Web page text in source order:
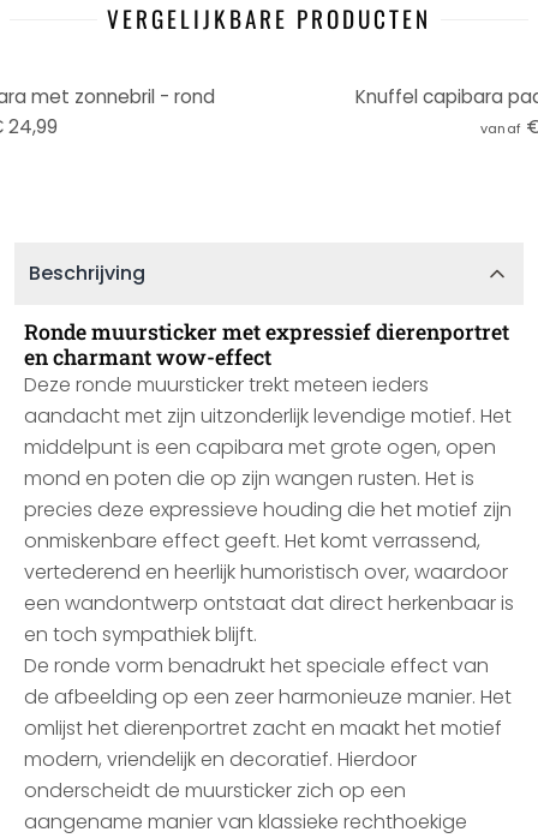
VERGELIJKBARE PRODUCTEN
met zonnebril - rond
24,99
Knuffel capibara
vanaf
Beschrijving
Ronde muursticker met expressief dierenportret
en charmant wow-effect
Deze ronde muursticker trekt meteen ieders
aandacht met zijn uitzonderlijk levendige motief. Het
middelpunt is een capibara met grote ogen, open
mond en poten die op zijn wangen rusten. Het is
precies deze expressieve houding die het motief zijn
onmiskenbare effect geeft. Het komt verrassend,
vertederend en heerlijk humoristisch over, waardoor
een wandontwerp ontstaat dat direct herkenbaar is
en toch sympathiek blijft.
De ronde vorm benadrukt het speciale effect van
de afbeelding op een zeer harmonieuze manier. Het
omlijst het dierenportret zacht en maakt het motief
modern, vriendelijk en decoratief. Hierdoor
onderscheidt de muursticker zich op een
aangename manier van klassieke rechthoekige